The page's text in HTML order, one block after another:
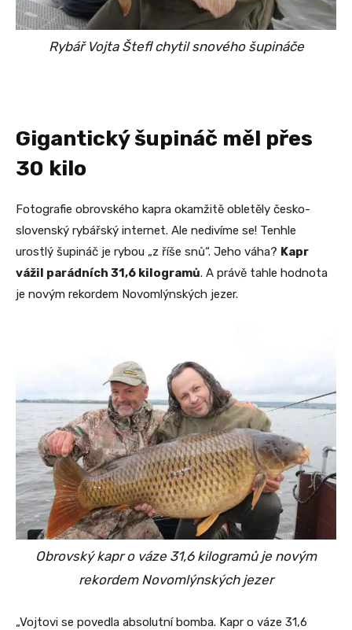
Rybář Vojta Štefl chytil snového šupináče
Gigantický šupináč měl přes
30 kilo
Fotografie obrovského kapra okamžitě obletěly česko-
slovenský rybářský internet. Ale nedivíme se! Tenhle
urostlý šupináč je rybou „z říše snů“. Jeho váha? Kapr
vážil parádních 31,6 kilogramů. A právě tahle hodnota
je novým rekordem Novomlýnských jezer.
Obrovský kapr o váze 31,6 kilogramů je novým
rekordem Novomlýnských jezer
„Vojtovi se povedla absolutní bomba. Kapr o váze 31,6